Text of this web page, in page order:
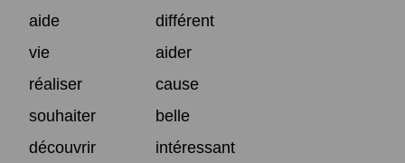
aide
différent
vie
aider
réaliser
cause
souhaiter
belle
découvrir
intéressant